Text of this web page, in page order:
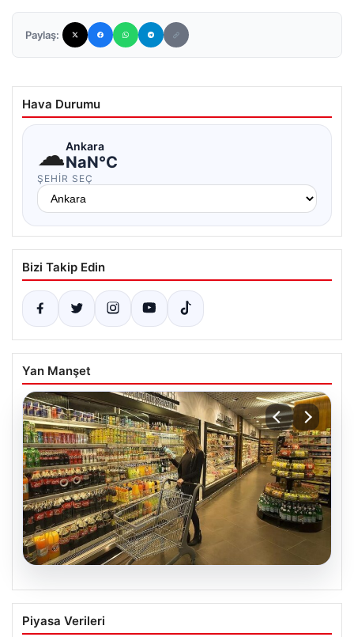
Paylaş:
Hava Durumu
☁Ankara
NaN°C
ŞEHIR SEÇ
Bizi Takip Edin
Yan Manşet
05.08.2026
Enflasyon verileri ne zaman
açıklanacak? 2026 TÜİK mart ayı
Piyasa Verileri